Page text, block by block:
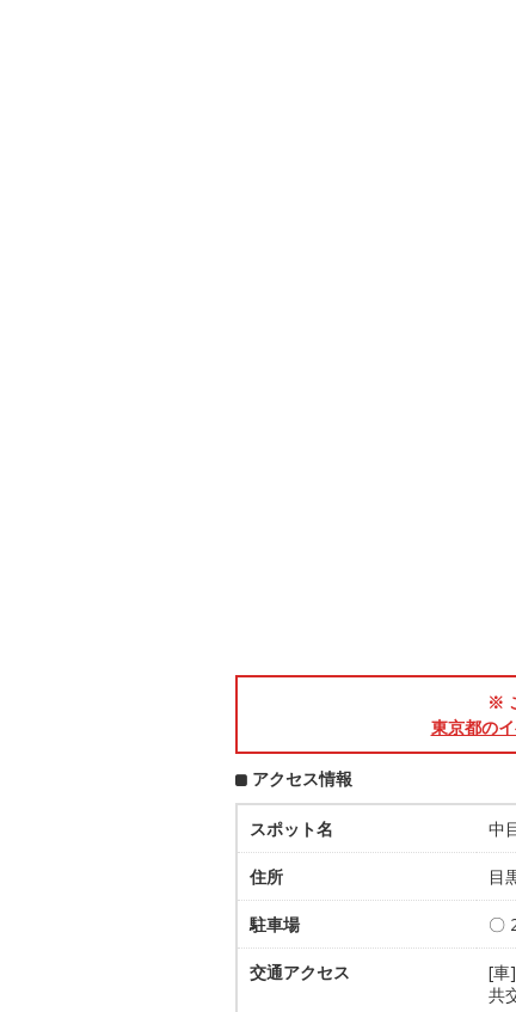
※
東京都の
アクセス情報
スポット名 中
住所 目
駐車場 〇
交通アクセス
[車
共